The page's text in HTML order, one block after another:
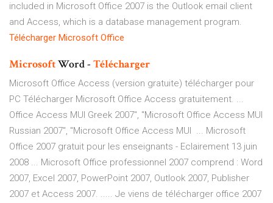
included in Microsoft Office 2007 is the Outlook email client
and Access, which is a database management program.
Télécharger Microsoft Office
MicrosoftWord - Télécharger
Microsoft Office Access (version gratuite) télécharger pour
PC Télécharger Microsoft Office Access gratuitement. ...
Office Access MUI Greek 2007", "Microsoft Office Access MUI
Russian 2007", "Microsoft Office Access MUI ... Microsoft
Office 2007 gratuit pour les enseignants - Eclairement 13 juin
2008 ... Microsoft Office professionnel 2007 comprend : Word
2007, Excel 2007, PowerPoint 2007, Outlook 2007, Publisher
2007 et Access 2007. ..... Je viens de télécharger office 2007